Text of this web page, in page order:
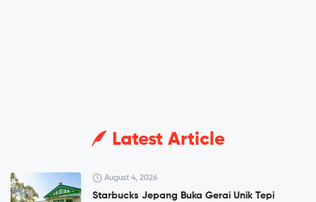
Latest Article
August 4, 2026
Starbucks Jepang Buka Gerai Unik Tepi